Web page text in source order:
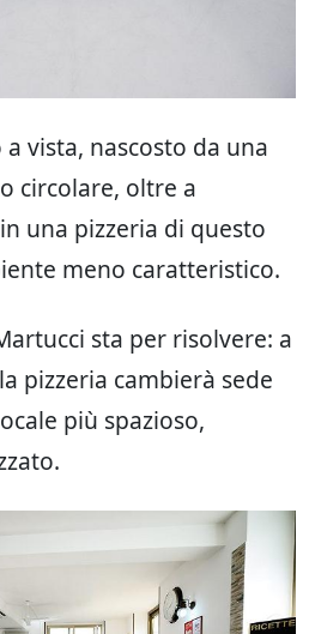
a vista, nascosto da una
circolare, oltre a
una pizzeria di questo
meno caratteristico.
sta per risolvere: a
pizzeria cambierà sede
più spazioso,